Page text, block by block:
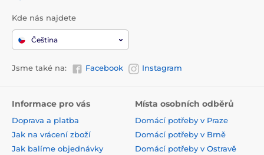
Kde nás najdete
Čeština
Jsme také na: Facebook Instagram
Informace pro vás
Doprava a platba
Jak na vrácení zboží
Jak balíme objednávky
Místa osobních odběrů
Domácí potřeby v Praze
Domácí potřeby v Brně
Domácí potřeby v Ostravě